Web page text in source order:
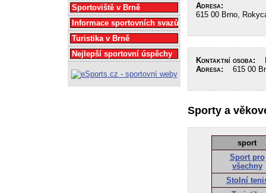
Adresa:
615 00 Brno,
Kontaktní osoba:
Adresa: 615 00
Sporty a
sport
Sport pro
všechny
Stolní
Sportoviště v Brně
Informace sportovních svazů
Turistika v Brně
Nejlepší sportovní úspěchy